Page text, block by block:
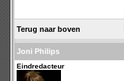
Terug naar boven
Joni Philips
Eindredacteur